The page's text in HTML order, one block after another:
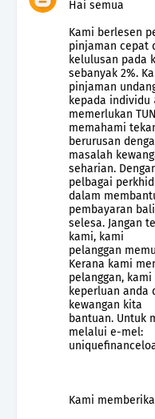
Hai semua
Kami berlesen
pinjaman cepat
kelulusan pada
sebanyak 2%.
pinjaman
kepada individu
memerlukan
memahami
berurusan
masalah
seharian.
pelbagai
dalam
pembayaran
selesa. Jangan
kami, kami
pelanggan
Kerana kami
pelanggan,
keperluan anda
kewangan kita
bantuan. Untuk
melalui e-mel:
Kami